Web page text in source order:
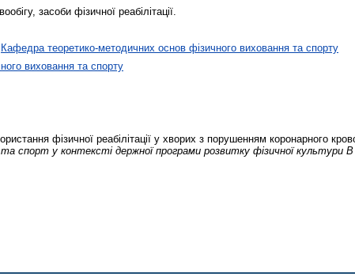
засоби фізичної реабілітації.
Кафедра теоретико-методичних основ фізичного виховання та спорту
виховання та спорту
фізичної реабілітації у хворих з порушенням коронарного
спорт у контексті держної програми розвитку фізичної культури В